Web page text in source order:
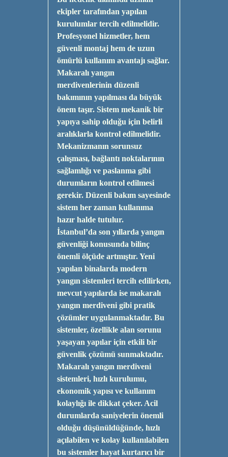
ekipler tarafından yapılan
kurulumlar tercih edilmelidir.
Profesyonel hizmetler, hem
güvenli montaj hem de uzun
ömürlü kullanım avantajı sağlar.
Makaralı yangın
merdivenlerinin düzenli
bakımının yapılması da büyük
önem taşır. Sistem mekanik bir
yapıya sahip olduğu için belirli
aralıklarla kontrol edilmelidir.
Mekanizmanın sorunsuz
çalışması, bağlantı noktalarının
sağlamlığı ve paslanma gibi
durumların kontrol edilmesi
gerekir. Düzenli bakım sayesinde
sistem her zaman kullanıma
hazır halde tutulur.
İstanbul’da son yıllarda yangın
güvenliği konusunda bilinç
önemli ölçüde artmıştır. Yeni
yapılan binalarda modern
yangın sistemleri tercih edilirken,
mevcut yapılarda ise makaralı
yangın merdiveni gibi pratik
çözümler uygulanmaktadır. Bu
sistemler, özellikle alan sorunu
yaşayan yapılar için etkili bir
güvenlik çözümü sunmaktadır.
Makaralı yangın merdiveni
sistemleri, hızlı kurulumu,
ekonomik yapısı ve kullanım
kolaylığı ile dikkat çeker. Acil
durumlarda saniyelerin önemli
olduğu düşünüldüğünde, hızlı
açılabilen ve kolay kullanılabilen
bu sistemler hayat kurtarıcı bir